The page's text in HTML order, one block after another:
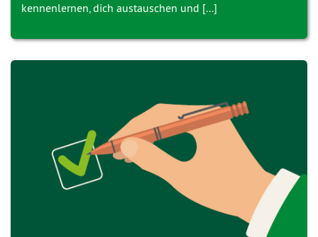
kennenlernen, dich austauschen und [...]